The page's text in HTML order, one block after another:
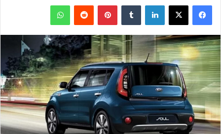
فيسبوك ‫X لينكدإن بينتيريست واتساب